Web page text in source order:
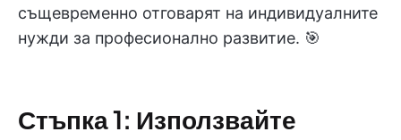
същевременно отговарят на индивидуалните
нужди за професионално развитие. 🎯
Стъпка 1: Използвайте